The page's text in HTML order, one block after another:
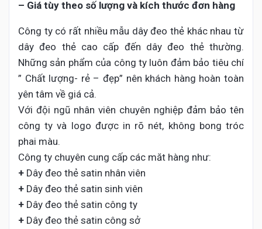
– Giá tùy theo số lượng và kích thước đơn hàng
Công ty có rất nhiều mẫu dây đeo thẻ khác nhau từ
dây đeo thẻ cao cấp đến dây đeo thẻ thường.
Những sản phẩm của công ty luôn đảm bảo tiêu chí
” Chất lượng- rẻ – đẹp” nên khách hàng hoàn toàn
yên tâm về giá cả.
Với đội ngũ nhân viên chuyên nghiệp đảm bảo tên
công ty và logo được in rõ nét, không bong tróc
phai màu.
Công ty chuyên cung cấp các măt hàng như:
+ Dây đeo thẻ satin nhân viên
+ Dây đeo thẻ satin sinh viên
+ Dây đeo thẻ satin công ty
+ Dây đeo thẻ satin công sở